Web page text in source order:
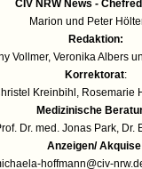
CIV NRW News -
Marion und Peter
Redaktion:
Vollmer, Veronika Albers
Korrektorat:
Kreinbihl, Rosemarie
Medizinische
Dr. med. Jonas Park, Dr.
Anzeigen/
hoffmann@civ-